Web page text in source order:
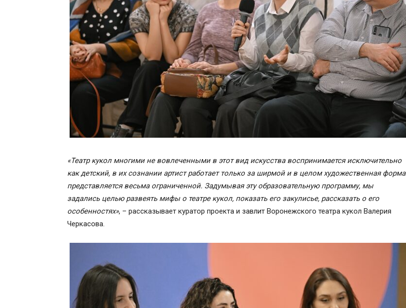
«Театр кукол многими не вовлеченными в этот вид искусства воспринимается исключительно
как детский, в их сознании артист работает только за ширмой и в целом художественная форма
представляется весьма ограниченной. Задумывая эту образовательную программу, мы
задались целью развеять мифы о театре кукол, показать его закулисье, рассказать о его
особенностях», – рассказывает куратор проекта и завлит Воронежского театра кукол Валерия
Черкасова.